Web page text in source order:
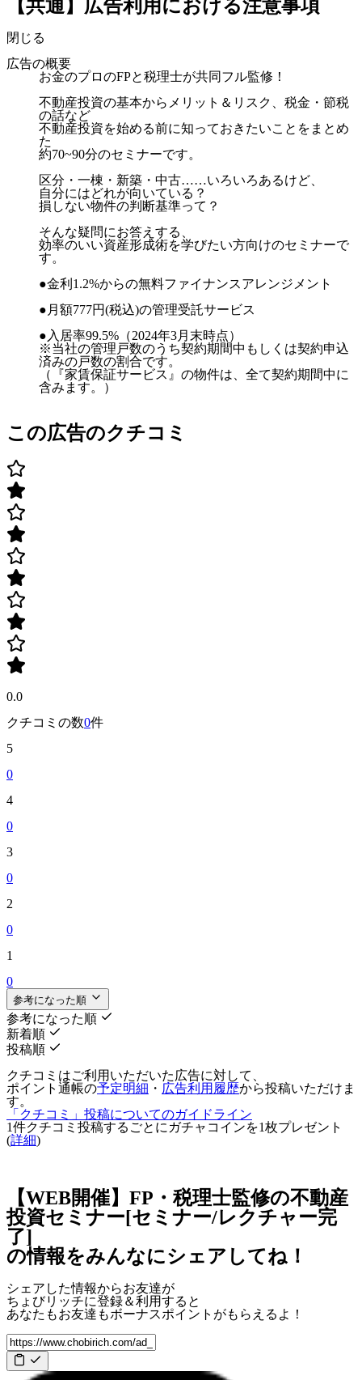
【共通】広告利用における注意事項
閉じる
広告の概要
お金のプロのFPと税理士が共同フル監修！
不動産投資の基本からメリット＆リスク、税金・節税
の話など
不動産投資を始める前に知っておきたいことをまとめ
た
約70~90分のセミナーです。
区分・一棟・新築・中古……いろいろあるけど、
自分にはどれが向いている？
損しない物件の判断基準って？
そんな疑問にお答えする、
効率のいい資産形成術を学びたい方向けのセミナーで
す。
●金利1.2%からの無料ファイナンスアレンジメント
●月額777円(税込)の管理受託サービス
●入居率99.5%（2024年3月末時点）
※当社の管理戸数のうち契約期間中もしくは契約申込
済みの戸数の割合です。
（『家賃保証サービス』の物件は、全て契約期間中に
含みます。）
この広告のクチコミ
0.0
クチコミの数0件
5
0
4
0
3
0
2
0
1
0
参考になった順
参考になった順
新着順
投稿順
クチコミはご利用いただいた広告に対して、
ポイント通帳の予定明細 ・ 広告利用履歴から投稿いただけま
す。
「クチコミ」投稿についてのガイドライン
1件クチコミ投稿するごとに ガチャコインを1枚プレゼント
(詳細)
【WEB開催】FP・税理士監修の不動産
投資セミナー[セミナー/レクチャー完
了]
の情報をみんなにシェアしてね！
シェアした情報からお友達が
ちょびリッチに登録＆利用すると
あなたもお友達もボーナスポイント がもらえるよ！